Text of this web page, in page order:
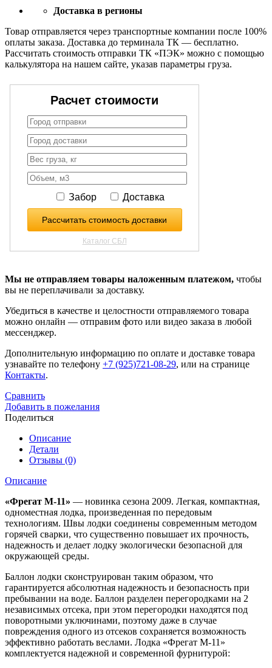
Доставка в регионы
Товар отправляется через транспортные компании после 100%
оплаты заказа. Доставка до терминала ТК — бесплатно.
Рассчитать стоимость отправки ТК «ПЭК» можно с помощью
калькулятора на нашем сайте, указав параметры груза.
Мы не отправляем товары наложенным платежом, чтобы
вы не переплачивали за доставку.
Убедиться в качестве и целостности отправляемого товара
можно онлайн — отправим фото или видео заказа в любой
мессенджер.
Дополнительную информацию по оплате и доставке товара
узнавайте по телефону +7 (925)721-08-29, или на странице
Контакты.
Сравнить
Добавить в пожелания
Поделиться
Описание
Детали
Отзывы (0)
Описание
«Фрегат М-11» — новинка сезона 2009. Легкая, компактная,
одноместная лодка, произведенная по передовым
технологиям. Швы лодки соединены современным методом
горячей сварки, что существенно повышает их прочность,
надежность и делает лодку экологически безопасной для
окружающей среды.
Баллон лодки сконструирован таким образом, что
гарантируется абсолютная надежность и безопасность при
пребывании на воде. Баллон разделен перегородками на 2
независимых отсека, при этом перегородки находятся под
поворотными уключинами, поэтому даже в случае
повреждения одного из отсеков сохраняется возможность
эффективно работать веслами. Лодка «Фрегат М-11»
комплектуется надежной и современной фурнитурой: